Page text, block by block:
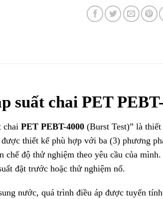
suất chai PET
chai PET PEBT-4000 (Burst Test)” là
thiết kế phù hợp với ba (3) phương
chế độ thử nghiệm theo yêu cầu của
đặt trước hoặc thử nghiệm nổ.
nước, quá trình điều áp được tuyến